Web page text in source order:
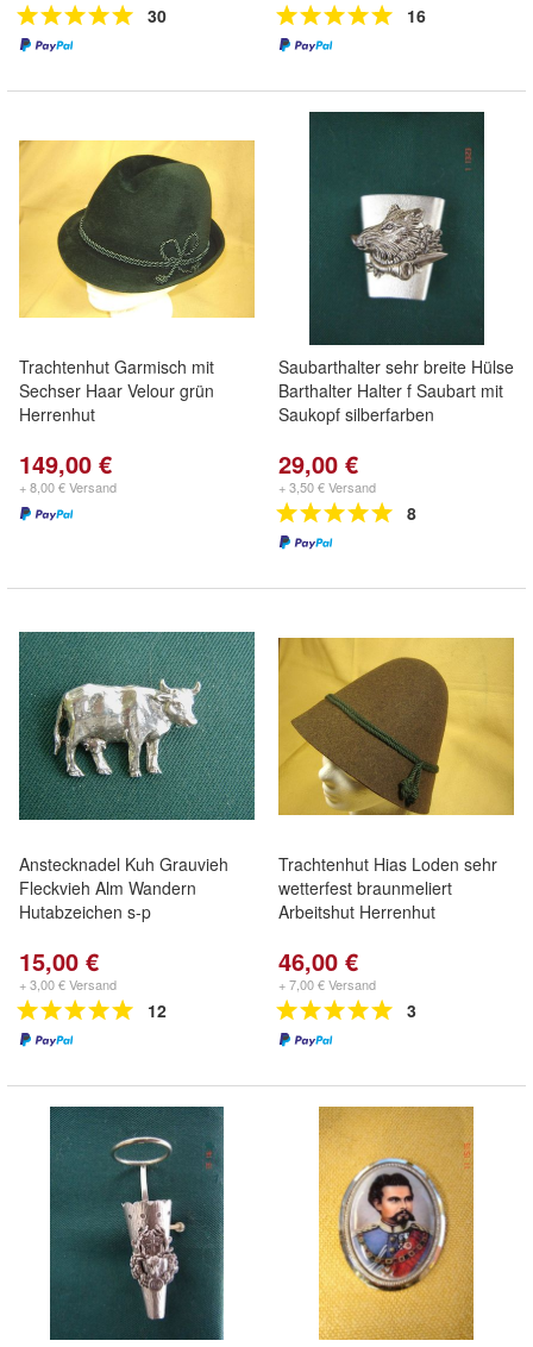
30 16
Trachtenhut Garmisch mit
Sechser Haar Velour grün
Herrenhut
149,00 €
+ 8,00 € Versand
Saubarthalter sehr breite Hülse
Barthalter Halter f Saubart mit
Saukopf silberfarben
29,00 €
+ 3,50 € Versand
8
Anstecknadel Kuh Grauvieh
Fleckvieh Alm Wandern
Hutabzeichen s-p
15,00 €
+ 3,00 € Versand
12
Trachtenhut Hias Loden sehr
wetterfest braunmeliert
Arbeitshut Herrenhut
46,00 €
+ 7,00 € Versand
3